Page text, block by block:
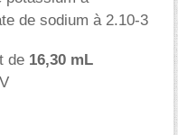
de sodium à 2.10-3
de 16,30 mL